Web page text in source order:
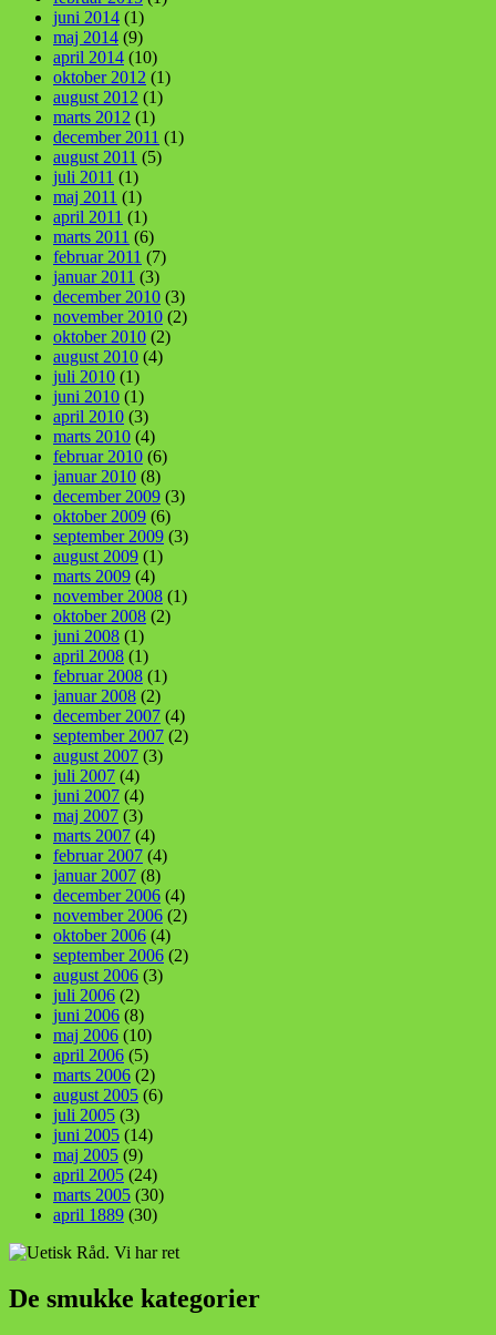
juni 2014 (1)
maj 2014 (9)
april 2014 (10)
oktober 2012 (1)
august 2012 (1)
marts 2012 (1)
december 2011 (1)
august 2011 (5)
juli 2011 (1)
maj 2011 (1)
april 2011 (1)
marts 2011 (6)
februar 2011 (7)
januar 2011 (3)
december 2010 (3)
november 2010 (2)
oktober 2010 (2)
august 2010 (4)
juli 2010 (1)
juni 2010 (1)
april 2010 (3)
marts 2010 (4)
februar 2010 (6)
januar 2010 (8)
december 2009 (3)
oktober 2009 (6)
september 2009 (3)
august 2009 (1)
marts 2009 (4)
november 2008 (1)
oktober 2008 (2)
juni 2008 (1)
april 2008 (1)
februar 2008 (1)
januar 2008 (2)
december 2007 (4)
september 2007 (2)
august 2007 (3)
juli 2007 (4)
juni 2007 (4)
maj 2007 (3)
marts 2007 (4)
februar 2007 (4)
januar 2007 (8)
december 2006 (4)
november 2006 (2)
oktober 2006 (4)
september 2006 (2)
august 2006 (3)
juli 2006 (2)
juni 2006 (8)
maj 2006 (10)
april 2006 (5)
marts 2006 (2)
august 2005 (6)
juli 2005 (3)
juni 2005 (14)
maj 2005 (9)
april 2005 (24)
marts 2005 (30)
april 1889 (30)
De smukke kategorier